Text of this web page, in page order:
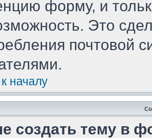
форму, и
Это
почтовой
началу
создать тему в